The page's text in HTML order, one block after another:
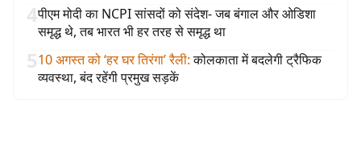
4पीएम मोदी का NCPI सांसदों को संदेश- जब बंगाल और ओडिशा
समृद्ध थे, तब भारत भी हर तरह से समृद्ध था
510 अगस्त को ‘हर घर तिरंगा’ रैली: कोलकाता में बदलेगी ट्रैफिक
व्यवस्था, बंद रहेंगी प्रमुख सड़कें